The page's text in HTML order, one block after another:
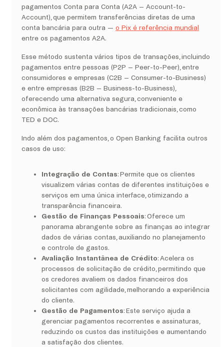
pagamentos Conta para Conta (A2A – Account-to-
Account), que permitem transferências diretas de uma
conta bancária para outra — o Pix é referência mundial
entre os pagamentos A2A.
Esse método sustenta vários tipos de transações, incluindo
pagamentos entre pessoas (P2P – Peer-to-Peer), entre
consumidores e empresas (C2B – Consumer-to-Business)
e entre empresas (B2B – Business-to-Business),
oferecendo uma alternativa segura, conveniente e
econômica às transações bancárias tradicionais, como
TED e DOC.
Indo além dos pagamentos, o Open Banking facilita outros
casos de uso:
Integração de Contas: Permite que os clientes
visualizem várias contas de diferentes instituições e
serviços em uma única interface, otimizando a
transparência financeira.
Gestão de Finanças Pessoais: Oferece um
panorama abrangente sobre as finanças ao integrar
dados de várias contas, auxiliando no planejamento
e controle de gastos.
Avaliação Instantânea de Crédito: Acelera os
processos de solicitação de crédito, permitindo que
os credores avaliem os dados financeiros dos
solicitantes com agilidade, melhorando a experiência
do cliente.
Gestão de Pagamentos: Este serviço ajuda a
gerenciar pagamentos recorrentes e assinaturas,
reduzindo os custos das instituições e aumentando
a satisfação dos clientes.